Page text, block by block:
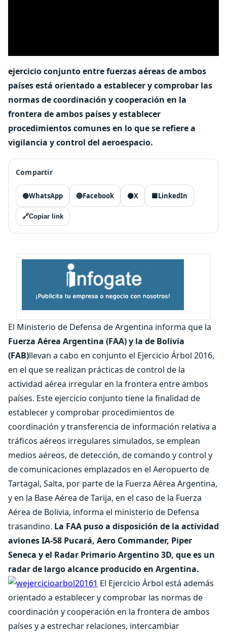
ejercicio conjunto entre fuerzas aéreas de ambos
países está orientado a establecer y comprobar las
normas de coordinación y cooperación en la
frontera de ambos países y establecer
procedimientos comunes en lo que se refiere a
vigilancia y control del aeroespacio.
Compartir
🟢WhatsApp 🔵Facebook ⚫X 🟦LinkedIn
🔗Copiar link
El Ministerio de Defensa de Argentina informa que la
Fuerza Aérea Argentina (FAA) y la de Bolivia
(FAB)llevan a cabo en conjunto el Ejercicio Árbol 2016,
en el que se realizan prácticas de control de la
actividad aérea irregular en la frontera entre ambos
países. Este ejercicio conjunto tiene la finalidad de
establecer y comprobar procedimientos de
coordinación y transferencia de información relativa a
tráficos aéreos irregulares simulados, se emplean
medios aéreos, de detección, de comando y control y
de comunicaciones emplazados en el Aeropuerto de
Tartagal, Salta, por parte de la Fuerza Aérea Argentina,
y en la Base Aérea de Tarija, en el caso de la Fuerza
Aérea de Bolivia, informa el ministerio de Defensa
trasandino. La FAA puso a disposición de la actividad
aviones IA-58 Pucará, Aero Commander, Piper
Seneca y el Radar Primario Argentino 3D, que es un
radar de largo alcance producido en Argentina.
El Ejercicio Árbol está además
orientado a establecer y comprobar las normas de
coordinación y cooperación en la frontera de ambos
países y a estrechar relaciones, intercambiar